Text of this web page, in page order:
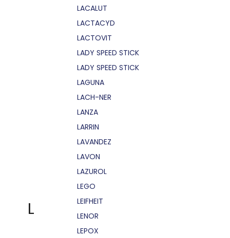
L
LACALUT
LACTACYD
LACTOVIT
LADY SPEED STICK
LADY SPEED STICK
LAGUNA
LACH-NER
LANZA
LARRIN
LAVANDEZ
LAVON
LAZUROL
LEGO
LEIFHEIT
LENOR
LEPOX